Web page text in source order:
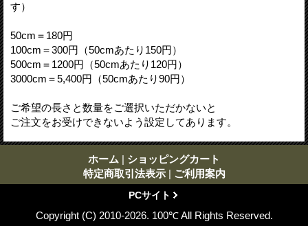
す）
50cm＝180円
100cm＝300円（50cmあたり150円）
500cm＝1200円（50cmあたり120円）
3000cm＝5,400円（50cmあたり90円）
ご希望の長さと数量をご選択いただかないと
ご注文をお受けできないよう設定してあります。
ホーム | ショッピングカート
特定商取引法表示 | ご利用案内
PCサイト
Copyright (C) 2010-2026. 100℃ All Rights Reserved.